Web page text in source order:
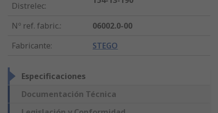
Distrelec:
Nº ref. fabric.:
06002.0-00
Fabricante: STEGO
Especificaciones
Documentación Técnica